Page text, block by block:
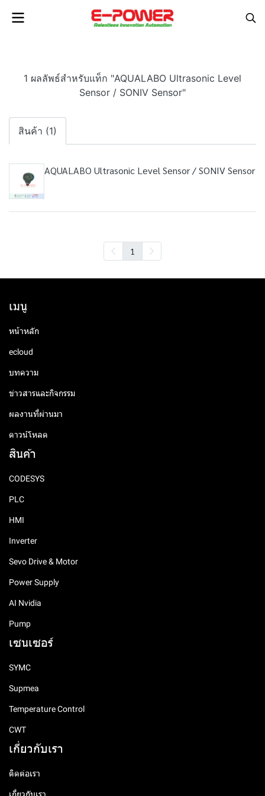
1 ผลลัพธ์สำหรับแท็ก "AQUALABO Ultrasonic Level
Sensor / SONIV Sensor"
สินค้า (1)
AQUALABO Ultrasonic Level Sensor / SONIV Sensor
1
เมนู
หน้าหลัก
ecloud
บทความ
ข่าวสารและกิจกรรม
ผลงานที่ผ่านมา
ดาวน์โหลด
สินค้า
CODESYS
PLC
HMI
Inverter
Sevo Drive & Motor
Power Supply
AI Nvidia
Pump
เซนเซอร์
SYMC
Supmea
Temperature Control
CWT
เกี่ยวกับเรา
ติดต่อเรา